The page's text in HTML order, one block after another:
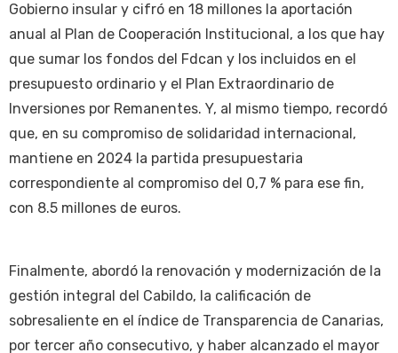
Gobierno insular y cifró en 18 millones la aportación
anual al Plan de Cooperación Institucional, a los que hay
que sumar los fondos del Fdcan y los incluidos en el
presupuesto ordinario y el Plan Extraordinario de
Inversiones por Remanentes. Y, al mismo tiempo, recordó
que, en su compromiso de solidaridad internacional,
mantiene en 2024 la partida presupuestaria
correspondiente al compromiso del 0,7 % para ese fin,
con 8.5 millones de euros.
Finalmente, abordó la renovación y modernización de la
gestión integral del Cabildo, la calificación de
sobresaliente en el índice de Transparencia de Canarias,
por tercer año consecutivo, y haber alcanzado el mayor